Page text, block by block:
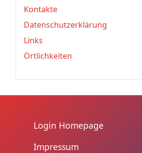
Kontakte
Datenschutzerklärung
Links
Örtlichkeiten
Login Homepage
Impressum